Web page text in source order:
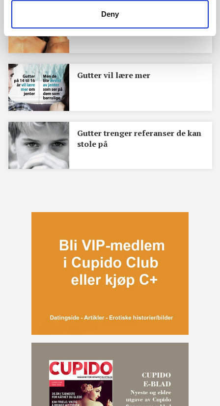
Deny
Er jenter flest bifile?
Gutter vil lære mer
Gutter trenger referanser de kan
stole på